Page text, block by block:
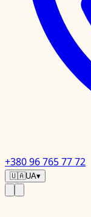
+380 96 765 77 72
🇺🇦UA▾